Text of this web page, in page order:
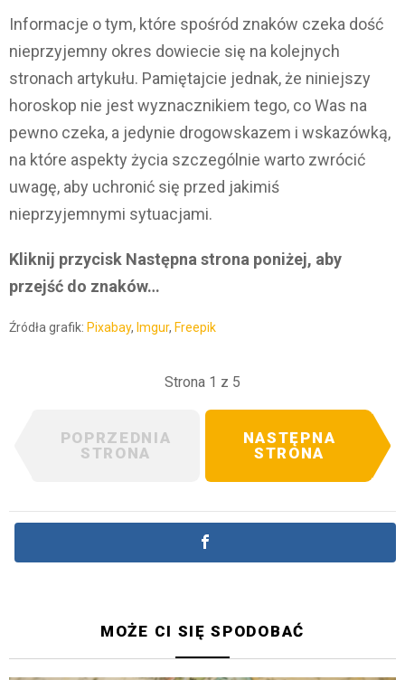
Informacje o tym, które spośród znaków czeka dość
nieprzyjemny okres dowiecie się na kolejnych
stronach artykułu. Pamiętajcie jednak, że niniejszy
horoskop nie jest wyznacznikiem tego, co Was na
pewno czeka, a jedynie drogowskazem i wskazówką,
na które aspekty życia szczególnie warto zwrócić
uwagę, aby uchronić się przed jakimiś
nieprzyjemnymi sytuacjami.
Kliknij przycisk Następna strona poniżej, aby
przejść do znaków…
Źródła grafik: Pixabay, Imgur, Freepik
Strona 1 z 5
POPRZEDNIA
STRONA
NASTĘPNA
STRONA
MOŻE CI SIĘ SPODOBAĆ